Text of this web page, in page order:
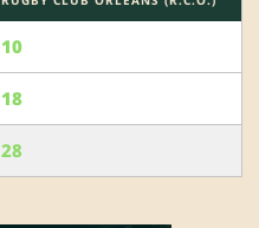
10
18
28